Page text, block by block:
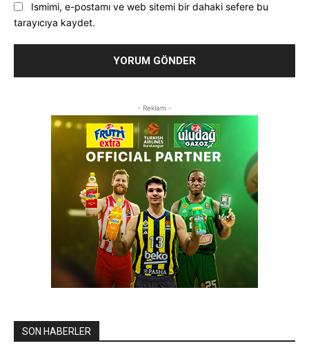
Ismimi, e-postamı ve web sitemi bir dahaki sefere bu
tarayıcıya kaydet.
- Reklam -
SON HABERLER